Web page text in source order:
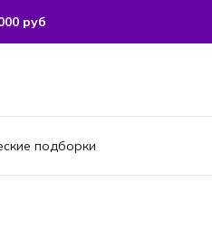
руб
подборки